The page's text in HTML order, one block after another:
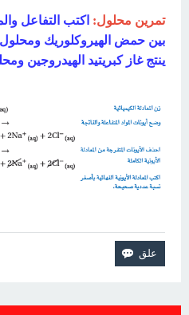
تمرين محلول: اكتب التفاعل
بين حمض الهيروكلوريك ومحلول
ينتج غاز كبريتيد الهيدروجين